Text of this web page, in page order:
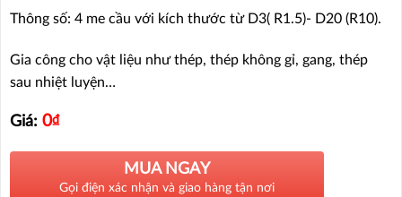
Thông số: 4 me cầu với kích thước từ D3( R1.5)- D20 (R10).
Gia công cho vật liệu như thép, thép không gỉ, gang, thép
sau nhiệt luyện…
Giá: 0₫
MUA NGAY
Gọi điện xác nhận và giao hàng tận nơi